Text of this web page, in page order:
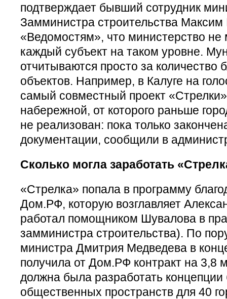
подтверждает бывший сотрудник
Замминистра строительства Максим
«Ведомостям», что министерство не
каждый субъект на таком уровне.
отчитываются просто за количество
объектов. Например, в Калуге на
самый совместный проект «Стрелки»
набережной, от которого раньше
не реализован: пока только
документации, сообщили в
Сколько могла заработать
«Стрелка» попала в программу
Дом.РФ, которую возглавляет
работал помощником Шувалова в
замминистра строительства). По
министра Дмитрия Медведева в
получила от Дом.РФ контракт на 3,8
должна была разработать концепции
общественных пространств для 40